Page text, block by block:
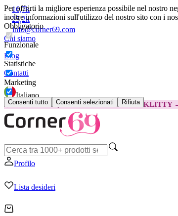
Per offrirti la migliore esperienza possibile nel nostro
inoltre informazioni sull'utilizzo del nostro sito con i
Obbligatorio
Funzionale
Statistiche
Marketing
Consenti tutto Consenti selezionati Rifiuta
16,7k
25,2k
info@corner69.com
Chi siamo
Blog
Contatti
Italiano
😽Svakom Klitty: 15 € IN MENO Codice: KLITTY
Profilo
Lista desideri